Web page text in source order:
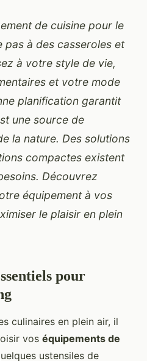
de cuisine pour le
pas à des casseroles et
à votre style de vie,
et votre mode
planification garantit
une source de
la nature. Des solutions
compactes existent
Découvrez
équipement à vos
le plaisir en plein
pour
culinaires en plein air, il
vos équipements de
ustensiles de